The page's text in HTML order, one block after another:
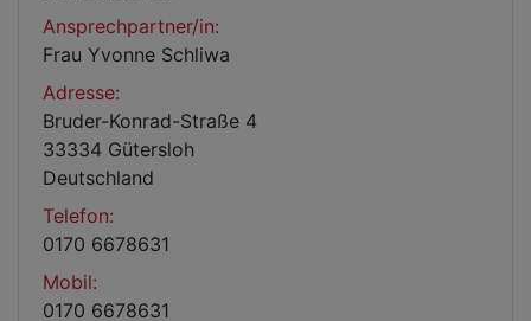
Ansprechpartner/in:
Frau Yvonne Schliwa
Adresse:
Bruder-Konrad-Straße 4
33334 Gütersloh
Deutschland
Telefon:
0170 6678631
Mobil:
0170 6678631